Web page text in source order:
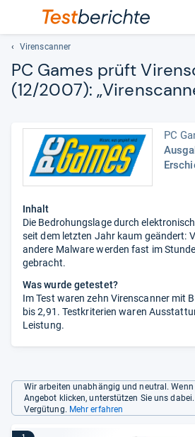
Virenscanner
PC Games prüft
(12/2007):
PC
Inhalt
Die Bedrohungslage durch
seit dem letzten Jahr kaum geändert:
andere Malware werden fast im
gebracht.
Was wurde getestet?
Im Test waren zehn Virenscanner mit
bis 2,91. Testkriterien waren
Leistung.
Wir arbeiten unabhängig und neutral.
Angebot klicken, unterstützen Sie uns
Vergütung. Mehr erfahren